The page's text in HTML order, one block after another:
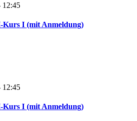
12:45
Kurs I (mit Anmeldung)
12:45
Kurs I (mit Anmeldung)